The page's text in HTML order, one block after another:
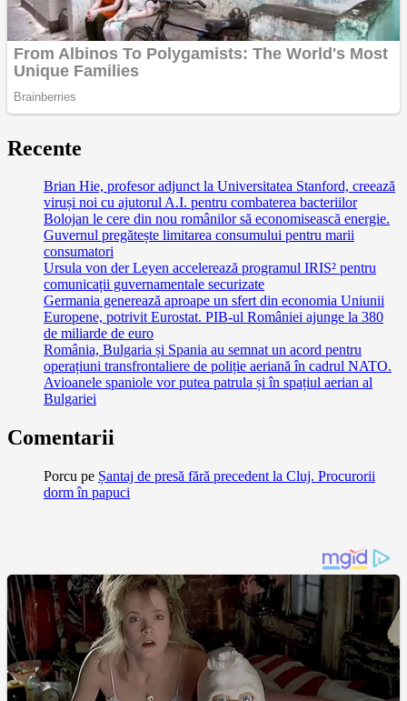
Recente
Brian Hie, profesor adjunct la Universitatea Stanford, creează
viruși noi cu ajutorul A.I. pentru combaterea bacteriilor
Bolojan le cere din nou românilor să economisească energie.
Guvernul pregătește limitarea consumului pentru marii
consumatori
Ursula von der Leyen accelerează programul IRIS² pentru
comunicații guvernamentale securizate
Germania generează aproape un sfert din economia Uniunii
Europene, potrivit Eurostat. PIB-ul României ajunge la 380
de miliarde de euro
România, Bulgaria și Spania au semnat un acord pentru
operațiuni transfrontaliere de poliție aeriană în cadrul NATO.
Avioanele spaniole vor putea patrula și în spațiul aerian al
Bulgariei
Comentarii
Porcu pe Șantaj de presă fără precedent la Cluj. Procurorii
dorm în papuci